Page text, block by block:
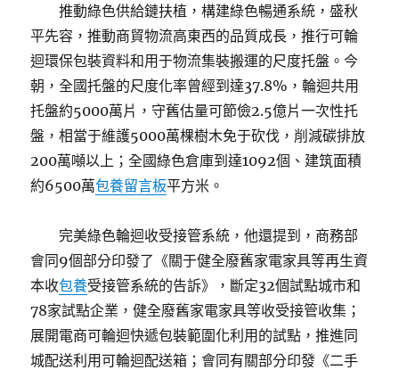
推動綠色供給鏈扶植，構建綠色暢通系統，盛秋
平先容，推動商貿物流高東西的品質成長，推行可輪
迴環保包裝資料和用于物流集裝搬運的尺度托盤。今
朝，全國托盤的尺度化率曾經到達37.8%，輪迴共用
托盤約5000萬片，守舊估量可節儉2.5億片一次性托
盤，相當于維護5000萬棵樹木免于砍伐，削減碳排放
200萬噸以上；全國綠色倉庫到達1092個、建筑面積
約6500萬包養留言板平方米。
完美綠色輪迴收受接管系統，他還提到，商務部
會同9個部分印發了《關于健全廢舊家電家具等再生資
本收包養受接管系統的告訴》，斷定32個試點城市和
78家試點企業，健全廢舊家電家具等收受接管收集；
展開電商可輪迴快遞包裝範圍化利用的試點，推進同
城配送利用可輪迴配送箱；會同有關部分印發《二手